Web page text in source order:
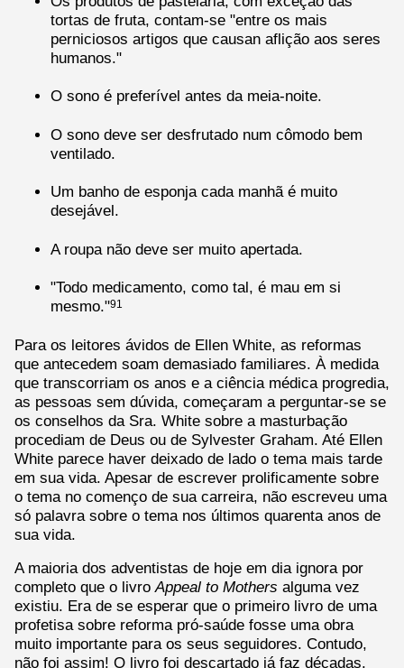
tortas de fruta, contam-se "entre os mais
perniciosos artigos que causan aflição aos seres
humanos."
O sono é preferível antes da meia-noite.
O sono deve ser desfrutado num cômodo bem
ventilado.
Um banho de esponja cada manhã é muito
desejável.
A roupa não deve ser muito apertada.
"Todo medicamento, como tal, é mau em si
mesmo."91
Para os leitores ávidos de Ellen White, as reformas
que antecedem soam demasiado familiares. À medida
que transcorriam os anos e a ciência médica progredia,
as pessoas sem dúvida, começaram a perguntar-se se
os conselhos da Sra. White sobre a masturbação
procediam de Deus ou de Sylvester Graham. Até Ellen
White parece haver deixado de lado o tema mais tarde
em sua vida. Apesar de escrever prolificamente sobre
o tema no començo de sua carreira, não escreveu uma
só palavra sobre o tema nos últimos quarenta anos de
sua vida.
A maioria dos adventistas de hoje em dia ignora por
completo que o livro Appeal to Mothers alguma vez
existiu. Era de se esperar que o primeiro livro de uma
profetisa sobre reforma pró-saúde fosse uma obra
muito importante para os seus seguidores. Contudo,
não foi assim! O livro foi descartado já faz décadas.